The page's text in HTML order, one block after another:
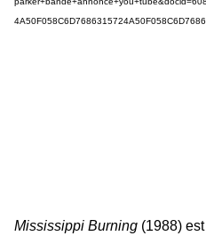
4A50F058C6D7686315724A50F058C6
Mississippi Burning (1988)